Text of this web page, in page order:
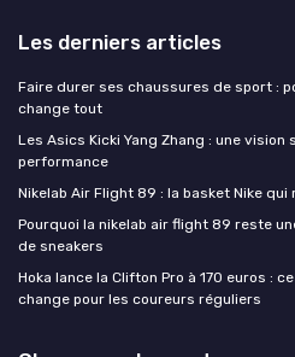
Les derniers articles
Faire durer ses chaussures de sport :
change tout
Les Asics Kicki Yang Zhang : une
performance
Nikelab Air Flight 89 : la basket Nike
Pourquoi la nikelab air flight 89 reste
de sneakers
Hoka lance la Clifton Pro à 170 euros :
change pour les coureurs réguliers